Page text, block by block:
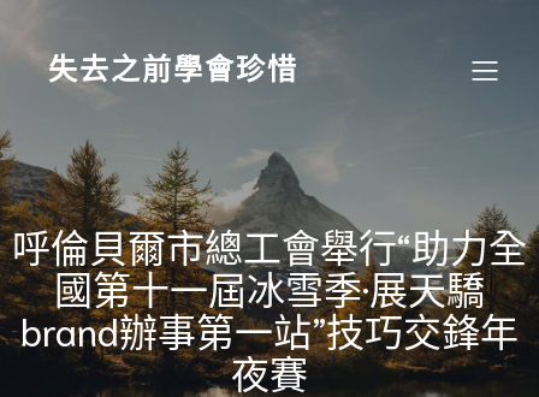
content
失去之前學會珍惜
呼倫貝爾市總工會舉行“助力全
國第十一屆冰雪季·展天驕
brand辦事第一站”技巧交鋒年
夜賽